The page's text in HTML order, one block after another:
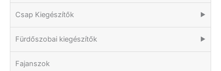
Csap Kiegészítők ▶
Fürdőszobai kiegészítők ▶
Fajanszok